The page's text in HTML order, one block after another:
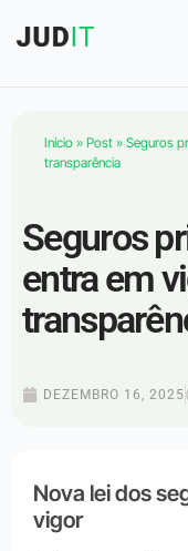
Início » Post » Seguros
transparência
Seguros
entra em
DEZEMBRO 16, 2025
Nova lei dos
vigor